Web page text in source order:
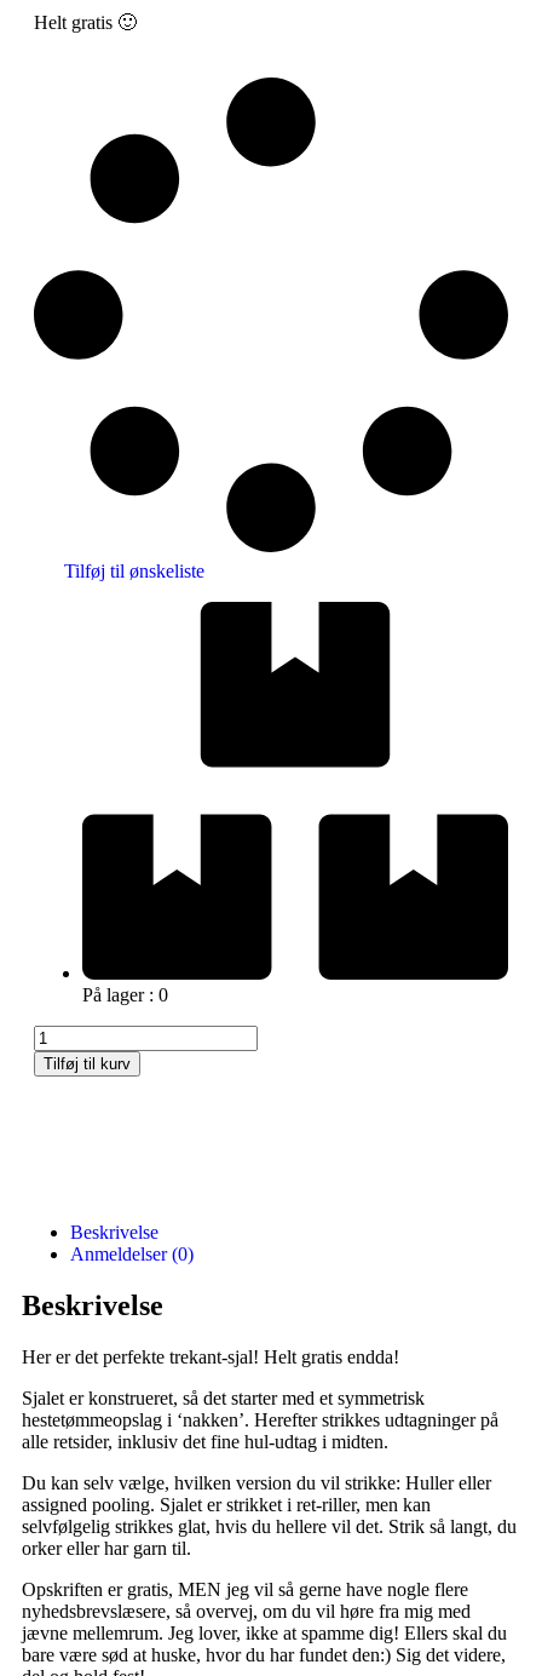
Helt gratis 🙂
Tilføj til ønskeliste
På lager : 0
Tilføj til kurv
Beskrivelse
Anmeldelser (0)
Beskrivelse
Her er det perfekte trekant-sjal! Helt gratis endda!
Sjalet er konstrueret, så det starter med et symmetrisk
hestetømmeopslag i ‘nakken’. Herefter strikkes udtagninger på
alle retsider, inklusiv det fine hul-udtag i midten.
Du kan selv vælge, hvilken version du vil strikke: Huller eller
assigned pooling. Sjalet er strikket i ret-riller, men kan
selvfølgelig strikkes glat, hvis du hellere vil det. Strik så langt, du
orker eller har garn til.
Opskriften er gratis, MEN jeg vil så gerne have nogle flere
nyhedsbrevslæsere, så overvej, om du vil høre fra mig med
jævne mellemrum. Jeg lover, ikke at spamme dig! Ellers skal du
bare være sød at huske, hvor du har fundet den:) Sig det videre,